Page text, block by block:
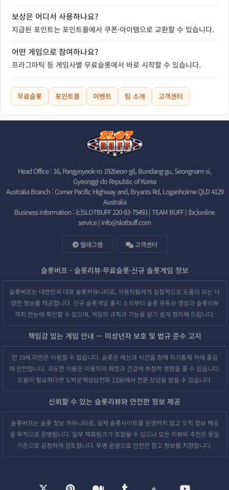
보상은 어디서 사용하나요?
지급된 포인트는 포인트몰에서 쿠폰·아이템으로 교환할 수 있습니다.
어떤 게임으로 참여하나요?
프라그마틱 등 게임사별 무료슬롯에서 바로 시작할 수 있습니다.
무료슬롯 포인트몰 이벤트 팀 소개 고객센터
Head Office : 16, Pangyoyeok-ro 192beon-gil, Bundang-gu, Seongnam-si,
Gyeonggi-do Republic of Korea
Australia Branch : Corner Pacific Highway and, Bryants Rd, Loganholme QLD 4129
Australia
Business information : (c)SLOTBUFF 220-83-75493 | TEAM BUFF | (bc)online
service | info@slotbuff.com
텔레그램 고객센터
슬롯버프 - 슬롯리뷰·무료슬롯·신규 슬롯게임 정보
슬롯버프는 대한민국 대표 슬롯커뮤니티로, 사용자들에게 실질적으로 도움이 되는 다
양한 정보를 제공합니다. 신규 슬롯게임 출시 소식부터 슬롯 유튜브 영상과 슬롯리뷰
까지 한눈에 확인할 수 있으며, 게임의 규칙과 기능을 알기 쉽게 정리해 드립니다.
책임감 있는 게임 안내 — 미성년자 보호 및 법규 준수 고지
만 19세 미만은 이용할 수 없습니다. 슬롯은 예산과 시간을 정해 자기통제 하에 즐길
때 안전합니다. 과도한 이용은 이용자의 재정과 건강에 부정적 영향을 줄 수 있습니다.
도움이 필요하다면 도박문제상담전화 1336에서 전문 상담을 받을 수 있습니다.
신뢰할 수 있는 슬롯리뷰와 안전한 정보 제공
슬롯버프는 슬롯 정보 커뮤니티로, 실제 슬롯사이트를 운영하지 않고 오직 정보 제공
을 목적으로 운영됩니다. 일부 제휴링크가 포함될 수 있으나 모든 리뷰와 추천은 동일
기준으로 공정하게 검토합니다. 투명 운영으로 안전한 참고 정보를 지향합니다.